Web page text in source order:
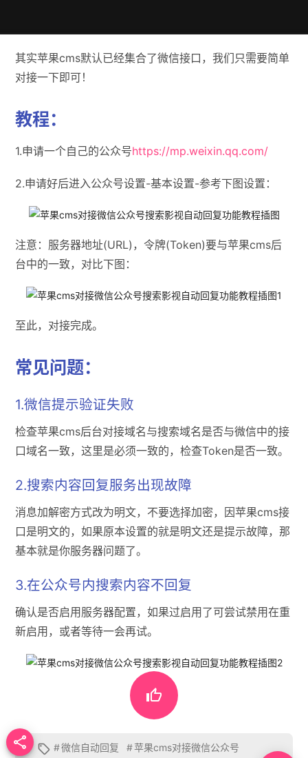
其实苹果cms默认已经集合了微信接口，我们只需要简单
对接一下即可！
教程：
1.申请一个自己的公众号https://mp.weixin.qq.com/
2.申请好后进入公众号设置-基本设置-参考下图设置：
注意：服务器地址(URL)，令牌(Token)要与苹果cms后
台中的一致，对比下图：
至此，对接完成。
常见问题：
1.微信提示验证失败
检查苹果cms后台对接域名与搜索域名是否与微信中的接
口域名一致，这里是必须一致的，检查Token是否一致。
2.搜索内容回复服务出现故障
消息加解密方式改为明文，不要选择加密，因苹果cms接
口是明文的，如果原本设置的就是明文还是提示故障，那
基本就是你服务器问题了。
3.在公众号内搜索内容不回复
确认是否启用服务器配置，如果过启用了可尝试禁用在重
新启用，或者等待一会再试。

  #微信自动回复 #苹果cms对接微信公众号